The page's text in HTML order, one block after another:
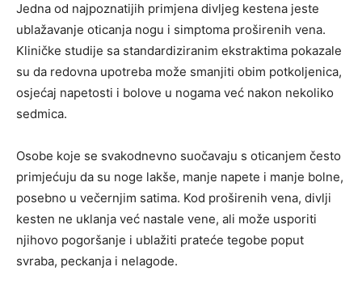
Jedna od najpoznatijih primjena divljeg kestena jeste
ublažavanje oticanja nogu i simptoma proširenih vena.
Kliničke studije sa standardiziranim ekstraktima pokazale
su da redovna upotreba može smanjiti obim potkoljenica,
osjećaj napetosti i bolove u nogama već nakon nekoliko
sedmica.
Osobe koje se svakodnevno suočavaju s oticanjem često
primjećuju da su noge lakše, manje napete i manje bolne,
posebno u večernjim satima. Kod proširenih vena, divlji
kesten ne uklanja već nastale vene, ali može usporiti
njihovo pogoršanje i ublažiti prateće tegobe poput
svraba, peckanja i nelagode.